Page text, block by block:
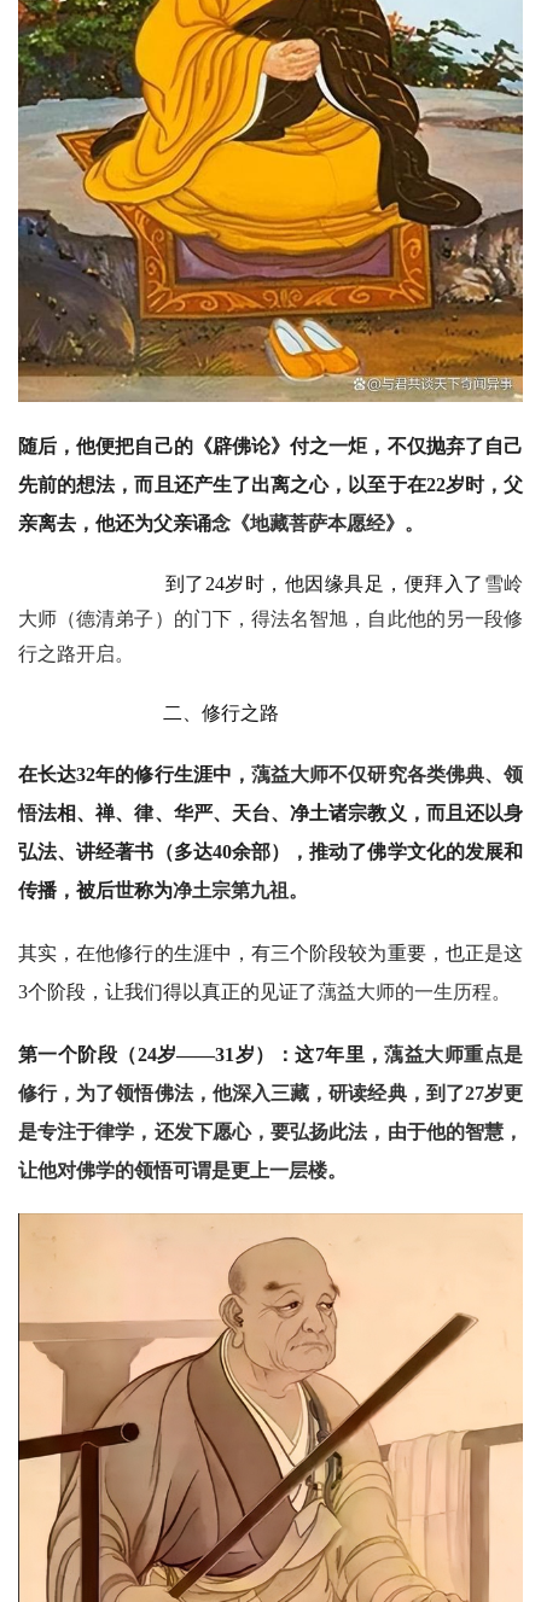
资
讯
八
点
僧
音
高
僧
访
谈
心
公
随后，他便把自己的《辟佛论》付之一炬，不仅抛弃了自己
先前的想法，而且还产生了出离之心，以至于在22岁时，父
亲离去，他还为父亲诵念《地藏菩萨本愿经》。
到了24岁时，他因缘具足，便拜入了 雪岭
大师（德清弟子）的门下，得法名智旭，自此他的另一段修
行之路开启。
二、修行之路
在长达32年的修行生涯中， 蕅益大师不仅研究各类佛典、领
悟法相、禅、律、华严、天台、净土诸宗教义，而且还以身
弘法、讲经著书（多达40余部），推动了佛学文化的发展和
传播，被后世称为净土宗第九祖。
其实，在他修行的生涯中，有三个阶段较为重要，也正是这
3个阶段，让我们得以真正的见证了蕅益大师的一生历程。
第一个阶段（24岁——31岁）：这7年里，蕅益大师重点是
修行，为了领悟佛法，他深入三藏，研读经典，到了27岁更
是专注于律学，还发下愿心，要弘扬此法，由于他的智慧，
让他对佛学的领悟可谓是更上一层楼。